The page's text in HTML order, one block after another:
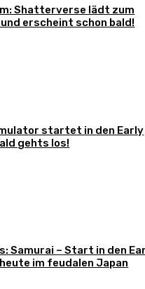
Shatterverse lädt zum
erscheint schon bald!
startet in den Early
gehts los!
Samurai – Start in den
im feudalen Japan